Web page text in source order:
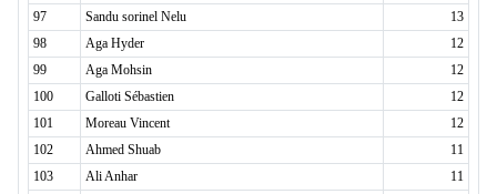
97
Sandu sorinel Nelu
13
98
Aga Hyder
12
99
Aga Mohsin
12
100
Galloti Sébastien
12
101
Moreau Vincent
12
102
Ahmed Shuab
11
103
Ali Anhar
11